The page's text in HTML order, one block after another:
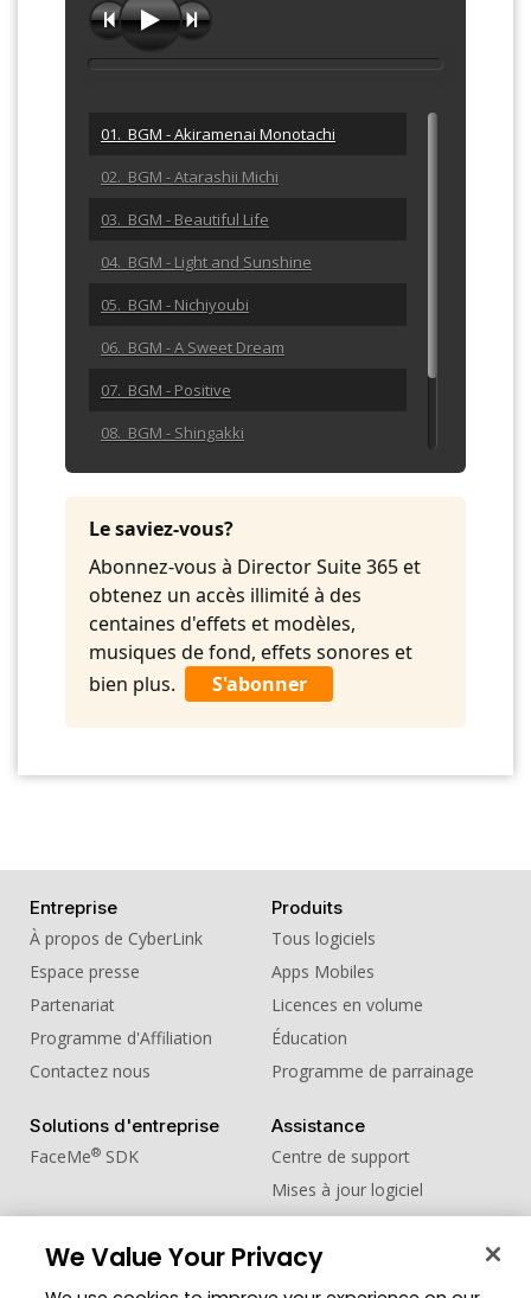
01. BGM - Akiramenai Monotachi
02. BGM - Atarashii Michi
03. BGM - Beautiful Life
04. BGM - Light and Sunshine
05. BGM - Nichiyoubi
06. BGM - A Sweet Dream
07. BGM - Positive
08. BGM - Shingakki
09. BGM - Simple Life
10. BGM - Prairie Bound
Le saviez-vous?
Abonnez-vous à Director Suite 365 et
obtenez un accès illimité à des
centaines d'effets et modèles,
musiques de fond, effets sonores et
bien plus.
S'abonner
Entreprise
À propos de CyberLink
Espace presse
Partenariat
Programme d'Affiliation
Contactez nous
Produits
Tous logiciels
Apps Mobiles
Licences en volume
Éducation
Programme de parrainage
Solutions d'entreprise
FaceMe® SDK
Assistance
Centre de support
Mises à jour logiciel
Centre d'apprentissage
Changer de région
We Value Your Privacy